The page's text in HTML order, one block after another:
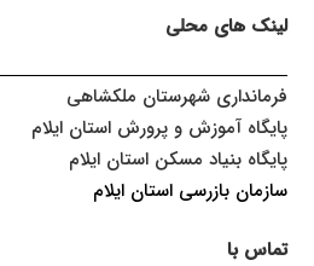
لینک های محلی
فرمانداری شهرستان ملکشاهی
پایگاه آموزش و پرورش استان ایلام
پایگاه بنیاد مسکن استان ایلام
سازمان بازرسی استان ایلام
تماس با